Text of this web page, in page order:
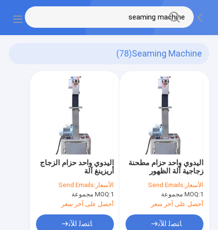
Seaming Machine
(78)
اليدوي واحد حزام الزجاج
أريزينغ آلة
الأسعار:Send Emails
MOQ:1 مجموعة
أحصل على آخر سعر
ﺎﺘﺼﻟ ﺍﻶﻧ
اليدوي واحد حزام مطحنة
زجاجية آلة الظهور
الأسعار:Send Emails
MOQ:1 مجموعة
أحصل على آخر سعر
ﺎﺘﺼﻟ ﺍﻶﻧ